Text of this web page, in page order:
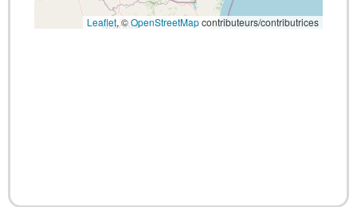
Leaflet, ©OpenStreetMapcontributeurs/contributrices